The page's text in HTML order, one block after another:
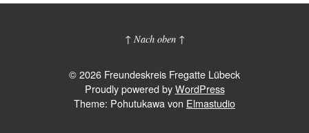
↑ Nach oben ↑
© 2026 Freundeskreis Fregatte Lübeck
Proudly powered byWordPress
Theme: Pohutukawa von Elmastudio